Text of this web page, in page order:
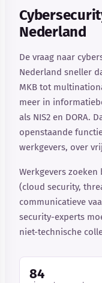
Nederland
De vraag naar
Nederland sneller
MKB tot
meer in
als NIS2 en DORA.
openstaande
werkgevers, over
Werkgevers
(cloud security,
communicatieve
security-experts
niet-technische
84